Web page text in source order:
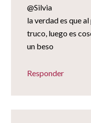
@Silvia
la verdad es que
truco, luego es
un beso
Responder